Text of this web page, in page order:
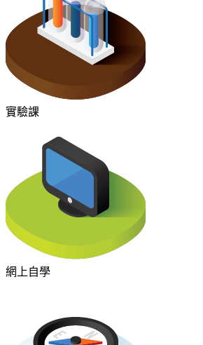
實驗課
網上自學